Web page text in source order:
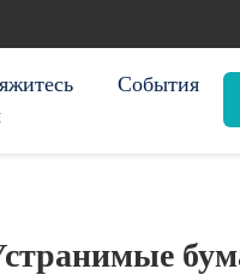
События